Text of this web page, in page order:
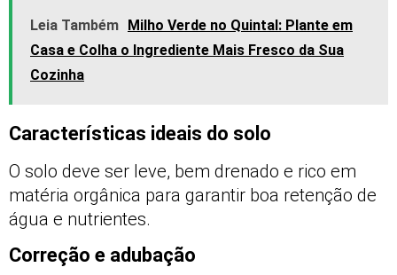
Leia Também Milho Verde no Quintal: Plante em
Casa e Colha o Ingrediente Mais Fresco da Sua
Cozinha
Características ideais do solo
O solo deve ser leve, bem drenado e rico em
matéria orgânica para garantir boa retenção de
água e nutrientes.
Correção e adubação